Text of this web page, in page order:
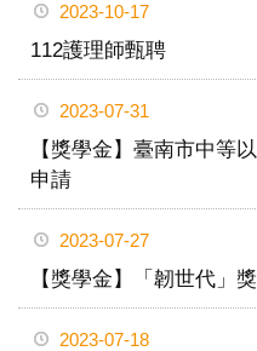
2023-10-17
112護理師甄聘
2023-07-31
【獎學金】臺南市中等
申請
2023-07-27
【獎學金】「韌世代」
2023-07-18